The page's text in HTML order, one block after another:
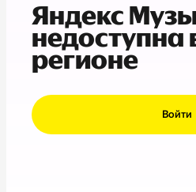
Яндекс
регионе
Войти